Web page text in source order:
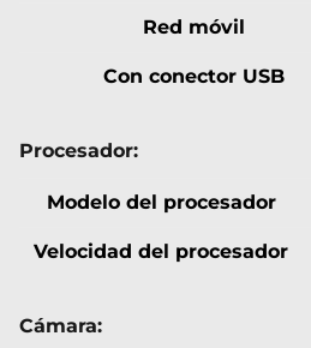
Red móvil
Con conector USB
Procesador:
Modelo del procesador
Velocidad del procesador
Cámara: